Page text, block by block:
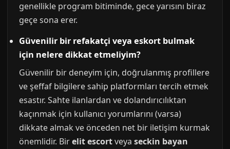
genellikle program bitiminde, gece yarısını biraz
geçe sona erer.
Güvenilir bir refakatçi veya eskort bulmak
için nelere dikkat etmeliyim?
Güvenilir bir deneyim için, doğrulanmış profillere
ve şeffaf bilgilere sahip platformları tercih etmek
esastır. Sahte ilanlardan ve dolandırıcılıktan
kaçınmak için kullanıcı yorumlarını (varsa)
dikkate almak ve önceden net bir iletişim kurmak
önemlidir. Birelit escortveya seckin bayan